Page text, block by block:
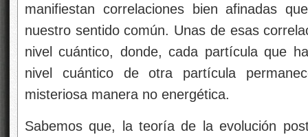
manifiestan correlaciones bien afinadas
nuestro sentido común. Unas de esas
nivel cuántico, donde, cada partícula que
nivel cuántico de otra partícula
misteriosa manera no energética.
Sabemos que, la teoría de la evolución